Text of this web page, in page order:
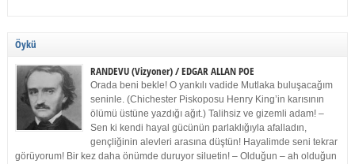
Öykü
RANDEVU (Vizyoner) / EDGAR ALLAN POE
Orada beni bekle! O yankılı vadide Mutlaka buluşacağım
seninle. (Chichester Piskoposu Henry King’in karısının
ölümü üstüne yazdığı ağıt.) Talihsiz ve gizemli adam! –
Sen ki kendi hayal gücünün parlaklığıyla afalladın,
gençliğinin alevleri arasına düştün! Hayalimde seni tekrar
görüyorum! Bir kez daha önümde duruyor siluetin! – Olduğun – ah olduğun